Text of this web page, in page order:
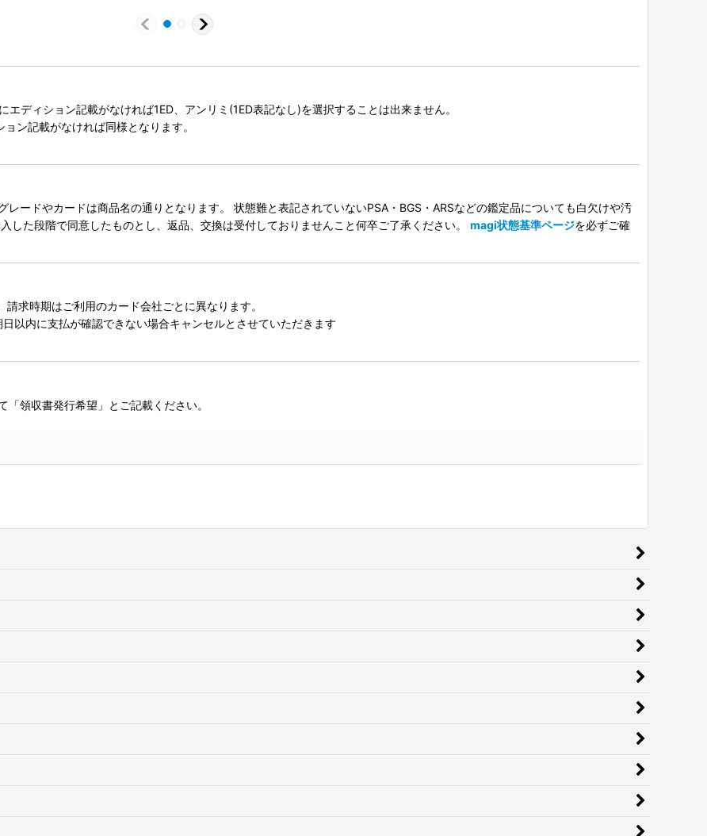
ディション記載がなければ1ED、アンリミ(1ED表記なし)を選択することは出来ません。
ン記載がなければ同様となります。
ードやカードは商品名の通りとなります。 状態難と表記されていないPSA・BGS・ARSなどの鑑定品についても白欠けや汚
した段階で同意したものとし、返品、交換は受付しておりませんこと何卒ご了承ください。 magi状態基準ページを必ずご確
求時期はご利用のカード会社ごとに異なります。
以内に支払が確認できない場合キャンセルとさせていただきます
領収書発行希望」とご記載ください。